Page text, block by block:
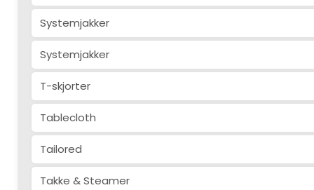
Systemjakker
Systemjakker
T-skjorter
Tablecloth
Tailored
Takke & Steamer